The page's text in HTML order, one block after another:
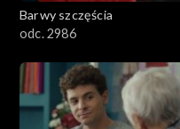
Barwy szczęścia
odc. 2986